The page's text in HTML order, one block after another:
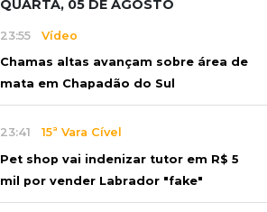
QUARTA, 05 DE AGOSTO
23:55 Vídeo
Chamas altas avançam sobre área de
mata em Chapadão do Sul
23:41 15ª Vara Cível
Pet shop vai indenizar tutor em R$ 5
mil por vender Labrador "fake"